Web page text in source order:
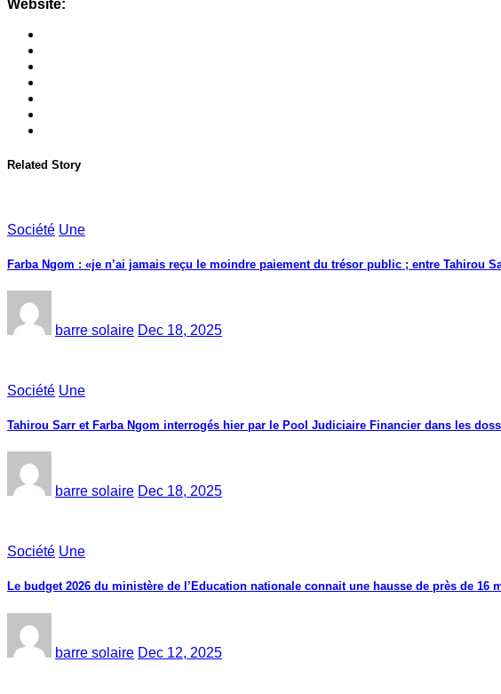
Website:
Related Story
Société Une
Farba Ngom : «je n’ai jamais reçu le moindre paiement du trésor public ; entre Tahirou
barre solaire Dec 18, 2025
Société Une
Tahirou Sarr et Farba Ngom interrogés hier par le Pool Judiciaire Financier dans les
barre solaire Dec 18, 2025
Société Une
Le budget 2026 du ministère de l’Education nationale connait une hausse de près de 16
barre solaire Dec 12, 2025